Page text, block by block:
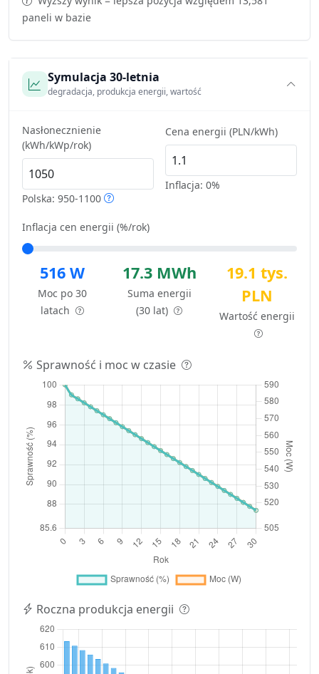
paneli w bazie
Symulacja 30-letnia
degradacja, produkcja energii, wartość
Nasłonecznienie
(kWh/kWp/rok)
Polska: 950-1100
Cena energii (PLN/kWh)
Inflacja: 0%
Inflacja cen energii (%/rok)
516 W
Moc po 30
latach
17.3 MWh
Suma energii
(30 lat)
19.1 tys.
PLN
Wartość energii
Sprawność i moc w czasie
Roczna produkcja energii